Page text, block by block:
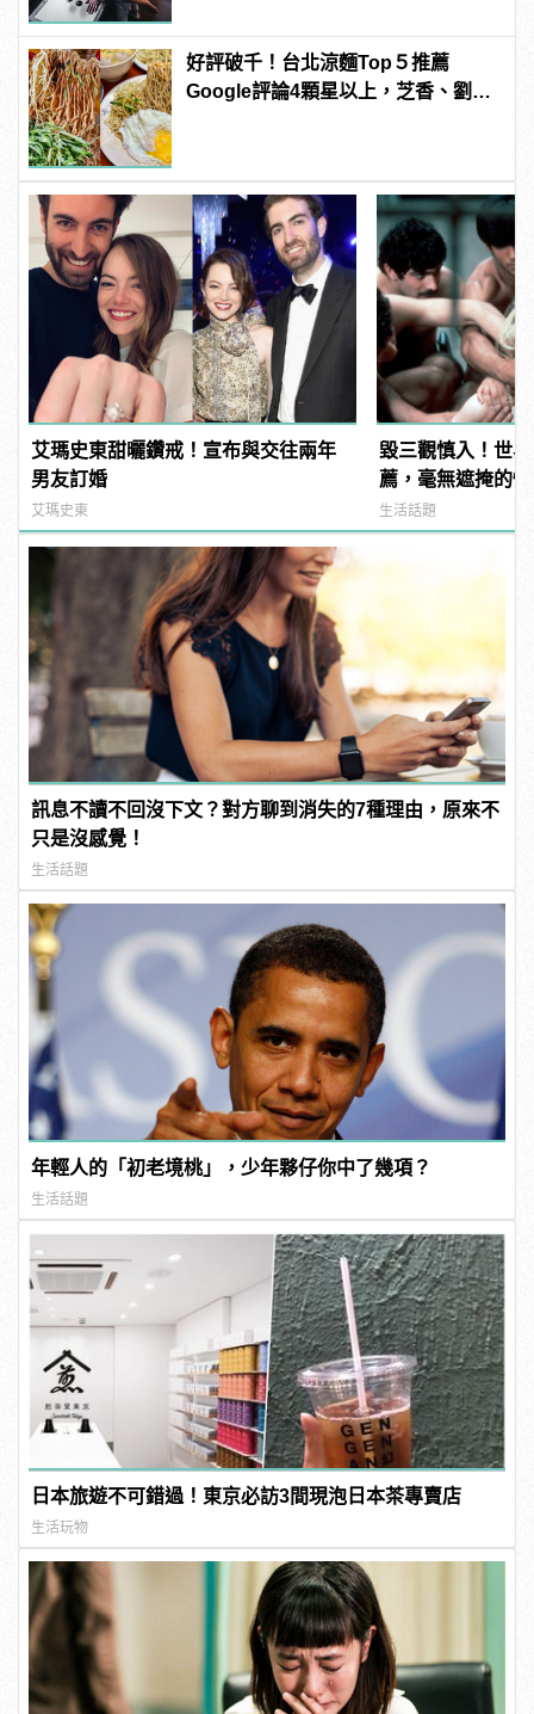
好評破千！台北涼麵Top５推薦
Google評論4顆星以上，芝香、劉媽
艾瑪史東甜曬鑽戒！宣布與交往兩年
男友訂婚
艾瑪史東
毀三觀慎入！世
薦，毫無遮掩的
噁心到極致！ |
男
生活話題
訊息不讀不回沒下文？對方聊到消失的7種理由，原來不
只是沒感覺！
生活話題
年輕人的「初老境桃」，少年夥仔你中了幾項？
生活話題
日本旅遊不可錯過！東京必訪3間現泡日本茶專賣店
生活玩物